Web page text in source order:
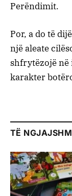
Perëndimit.
Por, a do të
një aleate
shfrytëzojë në
karakter
TË